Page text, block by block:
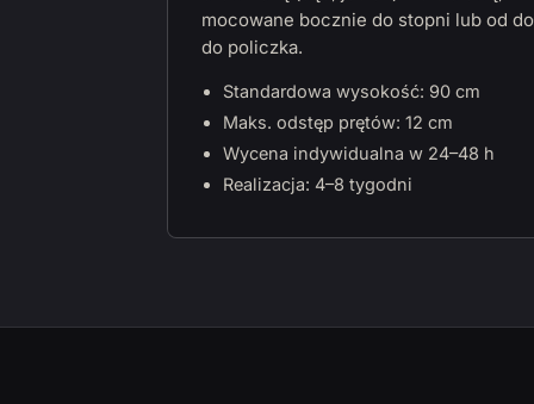
mocowane bocznie do stopni lub od
do policzka.
Standardowa wysokość: 90 cm
Maks. odstęp prętów: 12 cm
Wycena indywidualna w 24–48 h
Realizacja: 4–8 tygodni